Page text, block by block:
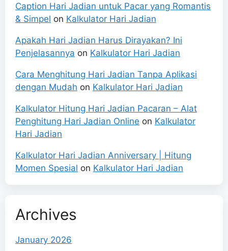
Caption Hari Jadian untuk Pacar yang Romantis
& Simpel on Kalkulator Hari Jadian
Apakah Hari Jadian Harus Dirayakan? Ini
Penjelasannya on Kalkulator Hari Jadian
Cara Menghitung Hari Jadian Tanpa Aplikasi
dengan Mudah on Kalkulator Hari Jadian
Kalkulator Hitung Hari Jadian Pacaran – Alat
Penghitung Hari Jadian Online on Kalkulator
Hari Jadian
Kalkulator Hari Jadian Anniversary | Hitung
Momen Spesial on Kalkulator Hari Jadian
Archives
January 2026